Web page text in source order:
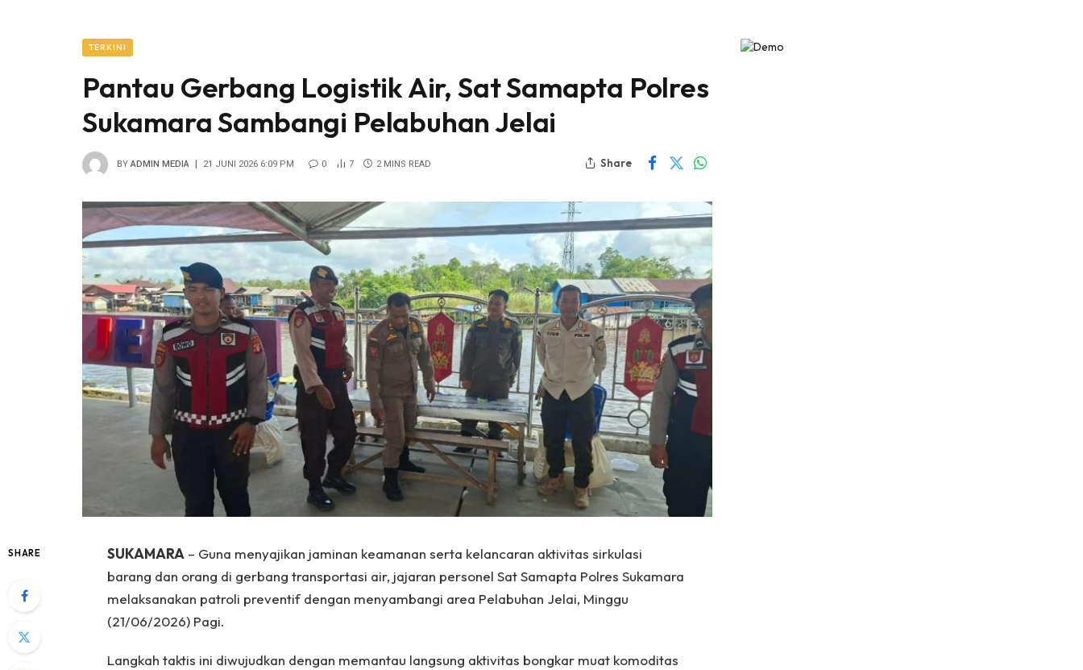
TERKINI
Pantau Gerbang Logistik Air, Sat Samapta Polres
Sukamara Sambangi Pelabuhan Jelai
BY ADMIN MEDIA 21 JUNI 2026 6:09 PM 0 7 2 MINS READ Share
SHARE SUKAMARA – Guna menyajikan jaminan keamanan serta kelancaran aktivitas sirkulasi
barang dan orang di gerbang transportasi air, jajaran personel Sat Samapta Polres Sukamara
melaksanakan patroli preventif dengan menyambangi area Pelabuhan Jelai, Minggu
(21/06/2026) Pagi.
Langkah taktis ini diwujudkan dengan memantau langsung aktivitas bongkar muat komoditas